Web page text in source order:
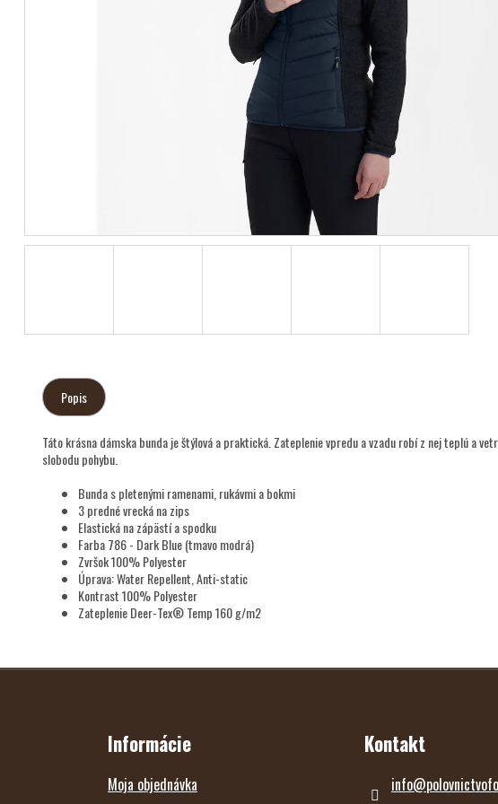
Popis
Táto krásna dámska bunda je štýlová a praktická. Zateplenie vpredu a vzadu robí z nej teplú a
slobodu pohybu.
Bunda s pletenými ramenami, rukávmi a bokmi
3 predné vrecká na zips
Elastická na zápästí a spodku
Farba 786 - Dark Blue (tmavo modrá)
Zvršok 100% Polyester
Úprava: Water Repellent, Anti-static
Kontrast 100% Polyester
Zateplenie Deer-Tex® Temp 160 g/m2
Z
Informácie
Moja objednávka
Kontakt
info@